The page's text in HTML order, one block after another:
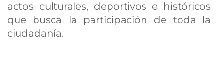
actos culturales, deportivos e históricos
que busca la participación de toda la
ciudadanía.